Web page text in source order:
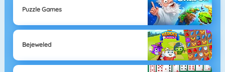
Puzzle Games
Bejeweled